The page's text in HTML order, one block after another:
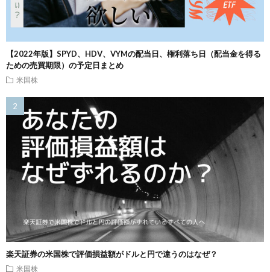
【2022年版】SPYD、HDV、VYMの配当日、権利落ち日（配当金を得る
ための売買期限）の予定日まとめ
米国株
楽天証券の米国株で評価損益額がドルと円で違うのはなぜ？
米国株